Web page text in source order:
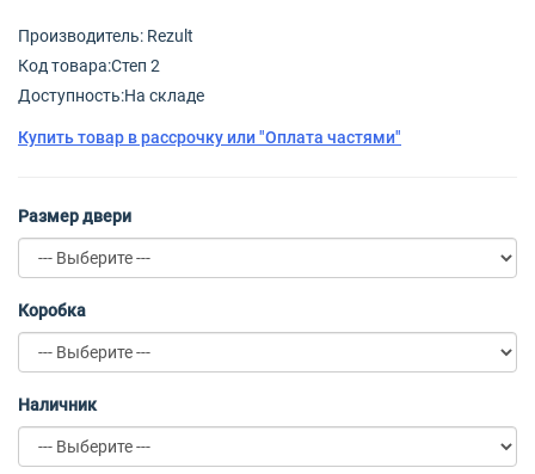
Производитель: Rezult
Код товарa:Степ 2
Доступность:На складе
Купить товар в рассрочку или "Оплата частями"
Размер двери
Коробка
Наличник